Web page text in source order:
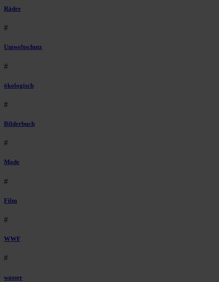
Räder
#
Umweltschutz
#
ökologisch
#
Bilderbuch
#
Mode
#
Film
#
WWF
#
wasser